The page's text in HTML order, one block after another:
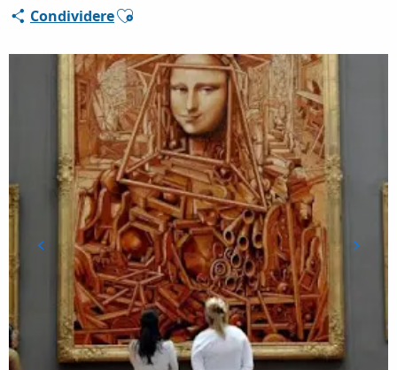
SOGGIORNO
CondividereAjouter aux favoris